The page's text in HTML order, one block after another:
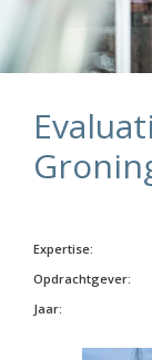
Expertise:
Opdrachtgever:
Jaar: